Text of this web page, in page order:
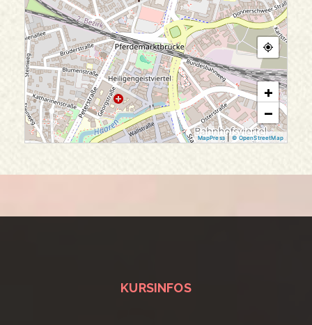
+
−
MapPress|© OpenStreetMap
KURSINFOS